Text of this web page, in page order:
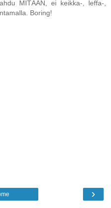
MITÄÄN, ei keikka-, leffa-,
Boring!
›